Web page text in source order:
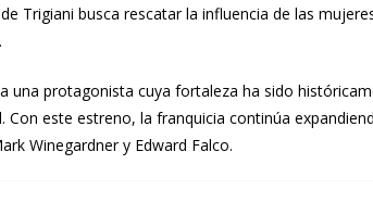
Trigiani busca rescatar la influencia de las
una protagonista cuya fortaleza ha sido
este estreno, la franquicia continúa
Winegardner y Edward Falco.